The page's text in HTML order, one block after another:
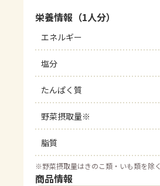
栄養情報（1人分）
エネルギー
塩分
たんぱく質
野菜摂取量※
脂質
※野菜摂取量はきのこ類・いも類を除く
商品情報